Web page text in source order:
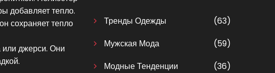
добавляет тепло.
сохраняет тепло
или джерси. Они
Тренды Одежды
(63)
Мужская Мода
(59)
Модные Тенденции
(36)